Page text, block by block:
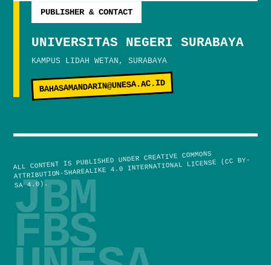
PUBLISHER & CONTACT
UNIVERSITAS NEGERI SURABAYA
KAMPUS LIDAH WETAN, SURABAYA
BAHASAMANDARIN@UNESA.AC.ID
ALL CONTENT IS PUBLISHED UNDER CREATIVE COMMONS
ATTRIBUTION-SHAREALIKE 4.0 INTERNATIONAL LICENSE (CC BY-
SA 4.0).
JBM
FBS